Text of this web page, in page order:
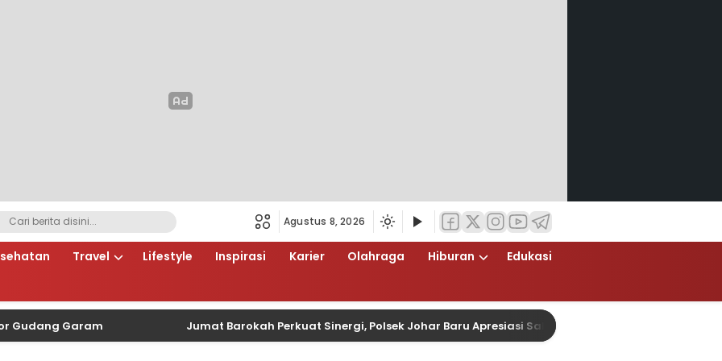
Agustus 8, 2026
Travel Lifestyle Inspirasi Karier Olahraga Hiburan
Edukasi
Garam Jumat Barokah Perkuat Sinergi, Polsek Johar Baru Apresiasi Sabuk Kamtibmas dengan Penyaluran